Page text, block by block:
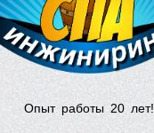
Опыт работы 20 лет!